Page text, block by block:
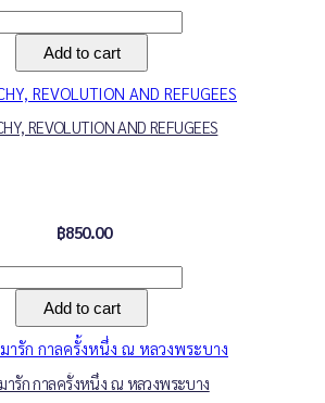
REVOLUTION AND REFUGEES
฿850.00
ารัก กาลครั้งหนึ่ง ณ หลวงพระบาง